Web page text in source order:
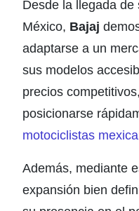
Desde la llegada
México, Bajaj
adaptarse a un
sus modelos
precios
posicionarse
motociclistas
Además, mediante
expansión bien